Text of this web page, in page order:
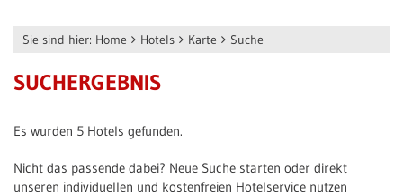
Sie sind hier: Home Hotels Karte Suche
SUCHERGEBNIS
Es wurden 5 Hotels gefunden.
Nicht das passende dabei? Neue Suche starten oder direkt
unseren individuellen und kostenfreien Hotelservice nutzen